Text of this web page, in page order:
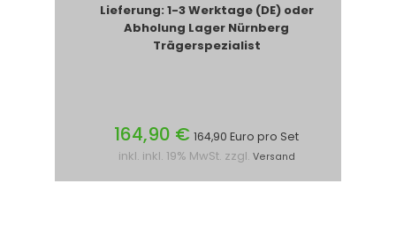
Lieferung: 1-3 Werktage (DE) oder
Abholung Lager Nürnberg
Trägerspezialist
164,90 € 164,90 Euro pro Set
inkl. inkl. 19% MwSt. zzgl. Versand